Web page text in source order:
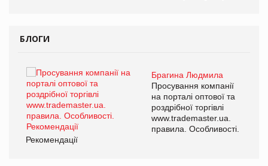
БЛОГИ
Брагина Людмила
Просування компанії
на порталі оптової та
роздрібної торгівлі
www.trademaster.ua.
правила. Особливості.
Рекомендації